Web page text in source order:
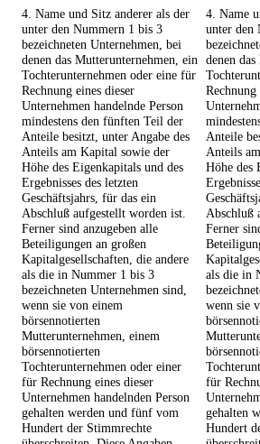
4. Name und Sitz anderer als der
unter den Nummern 1 bis 3
bezeichneten Unternehmen, bei
denen das Mutterunternehmen, ein
Tochterunternehmen oder eine für
Rechnung eines dieser
Unternehmen handelnde Person
mindestens den fünften Teil der
Anteile besitzt, unter Angabe des
Anteils am Kapital sowie der
Höhe des Eigenkapitals und des
Ergebnisses des letzten
Geschäftsjahrs, für das ein
Abschluß aufgestellt worden ist.
Ferner sind anzugeben alle
Beteiligungen an großen
Kapitalgesellschaften, die andere
als die in Nummer 1 bis 3
bezeichneten Unternehmen sind,
wenn sie von einem
börsennotierten
Mutterunternehmen, einem
börsennotierten
Tochterunternehmen oder einer
für Rechnung eines dieser
Unternehmen handelnden Person
gehalten werden und fünf vom
Hundert der Stimmrechte
4. Name
unter den
denen
Rechnung
Anteile
Anteils
Höhe des
Abschluß
Ferner
als die in
wenn sie
für
gehalten
Hundert